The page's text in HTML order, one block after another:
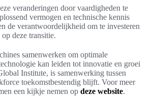
veranderingen door vaardigheden te
vermogen en technische kennis
de verantwoordelijkheid om te investeren
deze transitie.
samenwerken om optimale
kan leiden tot innovatie en groei
Institute, is samenwerking tussen
toekomstbestendig blijft. Voor meer
een kijkje nemen op deze website.